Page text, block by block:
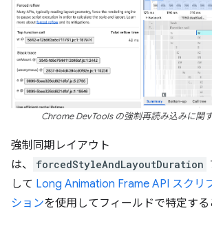
Chrome DevTools の強制再読み込みに関
強制同期レイアウト
は、
forcedStyleAndLayoutDuration
して Long Animation Frame API スクリ
ションを使用してフィールドで特定する